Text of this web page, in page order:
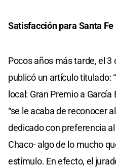
Satisfacción para Santa Fe
Pocos años más tarde, el 3
publicó un artículo titulado:
local: Gran Premio a García
“se le acaba de reconocer
dedicado con preferencia
Chaco- algo de lo mucho
estímulo. En efecto, el